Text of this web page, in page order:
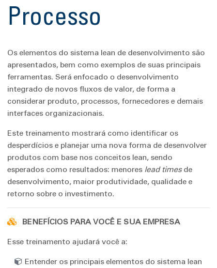
Processo
Os elementos do sistema lean de desenvolvimento são
apresentados, bem como exemplos de suas principais
ferramentas. Será enfocado o desenvolvimento
integrado de novos fluxos de valor, de forma a
considerar produto, processos, fornecedores e demais
interfaces organizacionais.
Este treinamento mostrará como identificar os
desperdícios e planejar uma nova forma de desenvolver
produtos com base nos conceitos lean, sendo
esperados como resultados: menores lead timesde
desenvolvimento, maior produtividade, qualidade e
retorno sobre o investimento.
BENEFÍCIOS PARA VOCÊ E SUA EMPRESA
Esse treinamento ajudará você a:
Entender os principais elementos do sistema lean